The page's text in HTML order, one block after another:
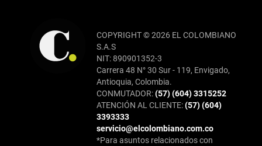
COPYRIGHT © 2026 EL COLOMBIANO
S.A.S
NIT: 890901352-3
Carrera 48 N° 30 Sur - 119, Envigado,
Antioquia, Colombia.
CONMUTADOR:(57) (604) 3315252
ATENCIÓN AL CLIENTE:(57) (604)
3393333
servicio@elcolombiano.com.co
*Para asuntos relacionados con